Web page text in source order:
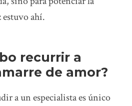
ahí.
recurrir a
de amor?
a un especialista es único